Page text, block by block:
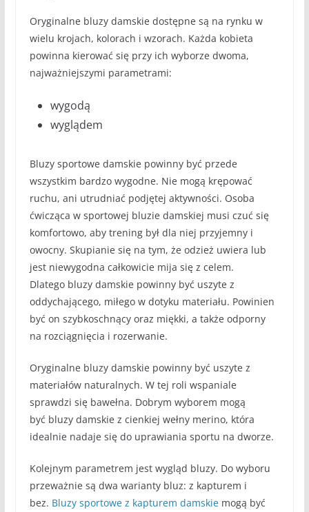
Oryginalne bluzy damskie dostępne są na rynku w
wielu krojach, kolorach i wzorach. Każda kobieta
powinna kierować się przy ich wyborze dwoma,
najważniejszymi parametrami:
wygodą
wyglądem
Bluzy sportowe damskie powinny być przede
wszystkim bardzo wygodne. Nie mogą krępować
ruchu, ani utrudniać podjętej aktywności. Osoba
ćwicząca w sportowej bluzie damskiej musi czuć się
komfortowo, aby trening był dla niej przyjemny i
owocny. Skupianie się na tym, że odzież uwiera lub
jest niewygodna całkowicie mija się z celem.
Dlatego bluzy damskie powinny być uszyte z
oddychającego, miłego w dotyku materiału. Powinien
być on szybkoschnący oraz miękki, a także odporny
na rozciągnięcia i rozerwanie.
Oryginalne bluzy damskie powinny być uszyte z
materiałów naturalnych. W tej roli wspaniale
sprawdzi się bawełna. Dobrym wyborem mogą
być bluzy damskie z cienkiej wełny merino, która
idealnie nadaje się do uprawiania sportu na dworze.
Kolejnym parametrem jest wygląd bluzy. Do wyboru
przeważnie są dwa warianty bluz: z kapturem i
bez. Bluzy sportowe z kapturem damskiemogą być